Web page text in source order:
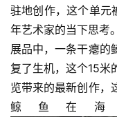
驻地创作，这个单元
年艺术家的当下思考。
展品中，一条干瘪的
复了生机，这个15米
览带来的最新创作，
鲸鱼在